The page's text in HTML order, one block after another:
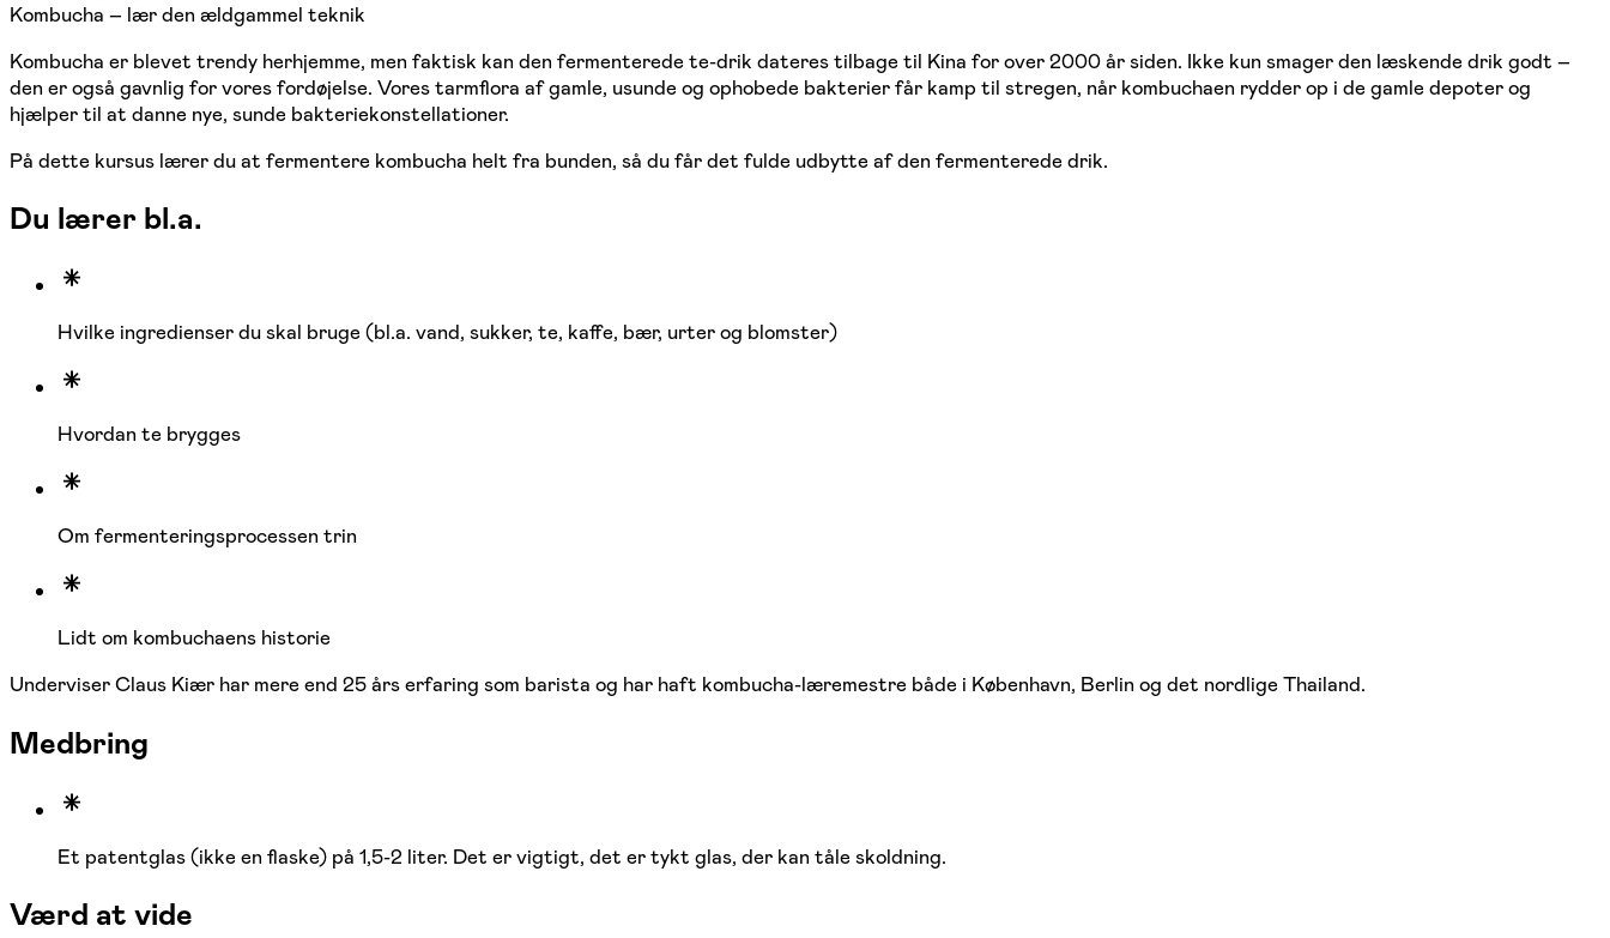
Kombucha – lær den ældgammel teknik
Kombucha er blevet trendy herhjemme, men faktisk kan den fermenterede te-drik dateres tilbage til Kina for over 2000 år siden. Ikke kun smager den læskende drik godt –
den er også gavnlig for vores fordøjelse. Vores tarmflora af gamle, usunde og ophobede bakterier får kamp til stregen, når kombuchaen rydder op i de gamle depoter og
hjælper til at danne nye, sunde bakteriekonstellationer.
På dette kursus lærer du at fermentere kombucha helt fra bunden, så du får det fulde udbytte af den fermenterede drik.
Du lærer bl.a.
Hvilke ingredienser du skal bruge (bl.a. vand, sukker, te, kaffe, bær, urter og blomster)
Hvordan te brygges
Om fermenteringsprocessen trin
Lidt om kombuchaens historie
Underviser Claus Kiær har mere end 25 års erfaring som barista og har haft kombucha-læremestre både i København, Berlin og det nordlige Thailand.
Medbring
Et patentglas (ikke en flaske) på 1,5-2 liter. Det er vigtigt, det er tykt glas, der kan tåle skoldning.
Værd at vide